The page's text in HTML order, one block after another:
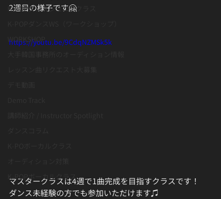
K-POPダンスジュニアクラス
WORKSHOP
K-POPボーカルクラス
2週目の様子です🤗﻿
https://youtu.be/9CdqNZMSk5k
マスタークラスは4週で1曲完成を目指すクラスです！﻿
ダンス未経験の方でも参加いただけます♫﻿